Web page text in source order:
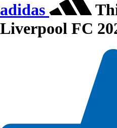
adidas
Liverpool FC